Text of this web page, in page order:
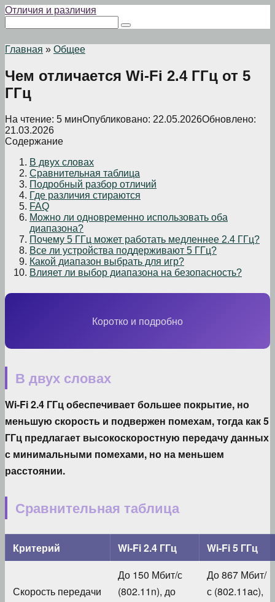
Перейти
контенту
Отличия и различия
Главная » Общее
Чем отличается Wi-Fi 2.4 ГГц от 5
ГГц
На чтение: 5 минОпубликовано: 22.05.2026Обновлено:
21.03.2026
Содержание
В двух словах
Сравнительная таблица
Подробный разбор отличий
Где различия стираются
FAQ
Можно ли одновременно использовать оба
диапазона?
Почему 5 ГГц может работать медленнее 2.4 ГГц?
Все ли устройства поддерживают 5 ГГц?
Какой диапазон выбрать для игр?
Влияет ли выбор диапазона на безопасность?
Коротко и подробно
В двух словах
Wi-Fi 2.4 ГГц обеспечивает большее покрытие, но
меньшую скорость и подвержен помехам, тогда как 5
ГГц предлагает высокоскоростную передачу данных
с минимальными помехами, но на меньшем
расстоянии.
Сравнительная таблица
Критерий Wi-Fi 2.4 ГГц Wi-Fi 5 ГГц
Скорость передачи
До 150 Мбит/с
(802.11n), до
До 867 Мбит/
с (802.11ac),